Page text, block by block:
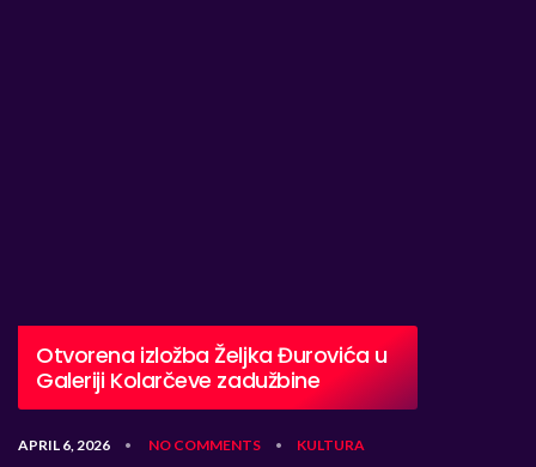
Otvorena izložba Željka Đurovića u
Galeriji Kolarčeve zadužbine
APRIL 6, 2026 • NO COMMENTS • KULTURA